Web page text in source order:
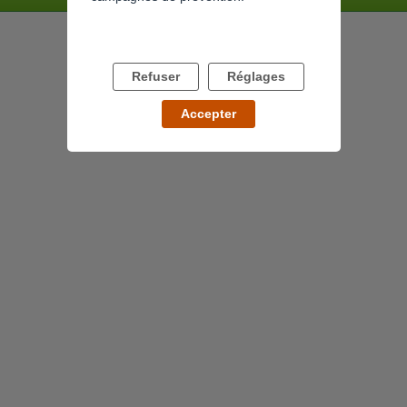
Refuser Réglages
Accepter